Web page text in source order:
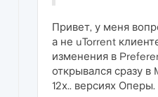
Привет, у меня
а не uTorrent
изменения в
открывался сразу в
12х.. версиях Оперы.